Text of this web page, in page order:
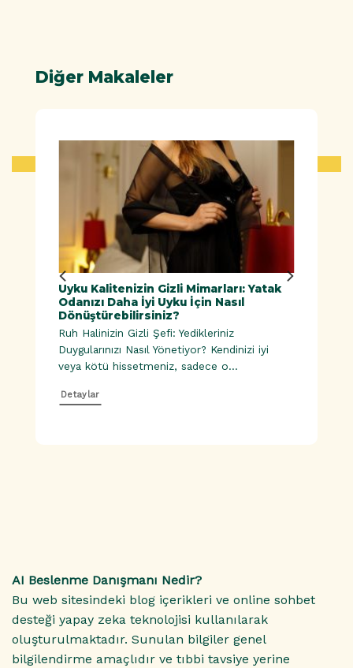
Diğer Makaleler
Uyku Kalitenizin Gizli Mimarları: Yatak
Odanızı Daha İyi Uyku İçin Nasıl
Dönüştürebilirsiniz?
Ruh Halinizin Gizli Şefi: Yedikleriniz
Duygularınızı Nasıl Yönetiyor? Kendinizi iyi
veya kötü hissetmeniz, sadece o...
Detaylar
AI Beslenme Danışmanı Nedir?
Bu web sitesindeki blog içerikleri ve online sohbet
desteği yapay zeka teknolojisi kullanılarak
oluşturulmaktadır. Sunulan bilgiler genel
bilgilendirme amaçlıdır ve tıbbi tavsiye yerine